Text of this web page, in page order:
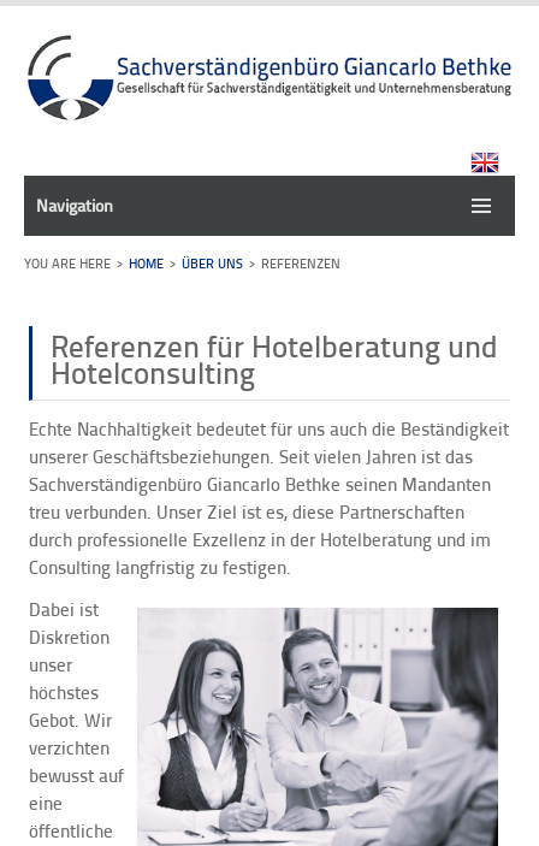
Navigation
HOME ÜBER UNS REFERENZEN
Referenzen für Hotelberatung und
Hotelconsulting
Echte Nachhaltigkeit bedeutet für uns auch die Beständigkeit
unserer Geschäftsbeziehungen. Seit vielen Jahren ist das
Sachverständigenbüro Giancarlo Bethke seinen Mandanten
treu verbunden. Unser Ziel ist es, diese Partnerschaften
durch professionelle Exzellenz in der Hotelberatung und im
Consulting langfristig zu festigen.
Dabei ist
Diskretion
unser
höchstes
Gebot. Wir
verzichten
bewusst auf
eine
öffentliche